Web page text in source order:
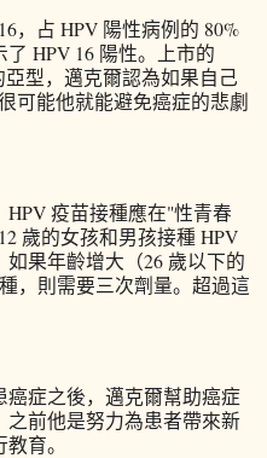
，占 HPV 陽性病例的 80%
HPV 16 陽性。上市的
型，邁克爾認為如果自己
可能他就能避免癌症的悲劇
疫苗接種應在"性青春
歲的女孩和男孩接種 HPV
果年齡增大（26 歲以下的
，則需要三次劑量。超過這
症之後，邁克爾幫助癌症
前他是努力為患者帶來新
育。